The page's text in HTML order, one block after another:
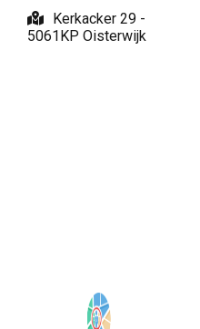
Kerkacker 29 -
5061KP Oisterwijk